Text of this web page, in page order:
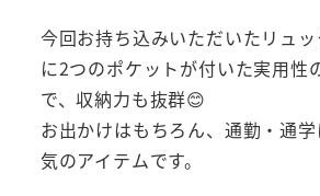
今回お持ち込みいただいたリュ
に2つのポケットが付いた実用性
で、収納力も抜群😊
お出かけはもちろん、通勤・通
気のアイテムです。